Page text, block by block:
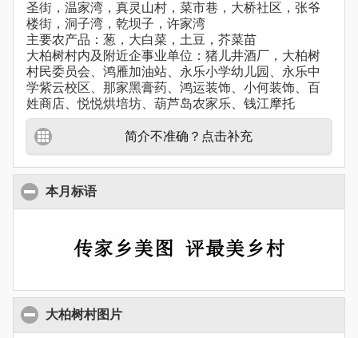
圣街，温家湾，真灵山村，菜市巷，大桥社区，张爷
楼街，洞子湾，乾坝子，许家湾
主要农产品：葱，大白菜，土豆，芥菜苗
大柏树村内及附近企事业单位：猪儿井酒厂，大柏树
村民委员会、鸿雁加油站、永乐小学幼儿园、永乐中
学紫云校区、那家黑膏药、鸿运装饰、小何装饰、百
姓商店、悦悦烘培坊、葫芦岛农家乐、钱江摩托
简介不准确？点击补充
本月标语
大柏树村图片